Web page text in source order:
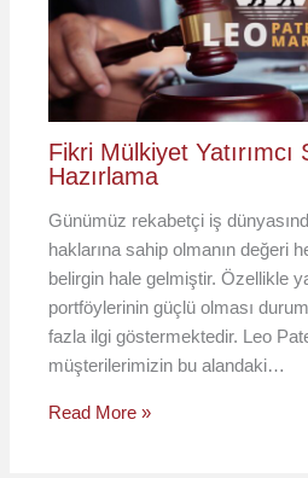
Fikri Mülkiyet Yatırımcı
Hazırlama
Günümüz rekabetçi iş
haklarına sahip olmanın değeri
belirgin hale gelmiştir. Özellikle
portföylerinin güçlü olması
fazla ilgi göstermektedir. Leo
müşterilerimizin bu alandaki…
Read More »